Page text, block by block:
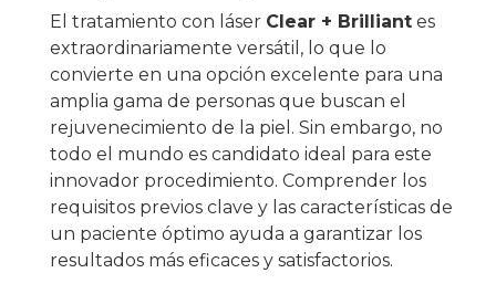
El tratamiento con láser Clear + Brilliant es
extraordinariamente versátil, lo que lo
convierte en una opción excelente para una
amplia gama de personas que buscan el
rejuvenecimiento de la piel. Sin embargo, no
todo el mundo es candidato ideal para este
innovador procedimiento. Comprender los
requisitos previos clave y las características de
un paciente óptimo ayuda a garantizar los
resultados más eficaces y satisfactorios.